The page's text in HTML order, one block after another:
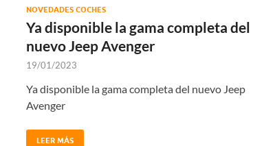
NOVEDADES COCHES
Ya disponible la gama completa del
nuevo Jeep Avenger
19/01/2023
Ya disponible la gama completa del nuevo Jeep
Avenger
LEER MÁS